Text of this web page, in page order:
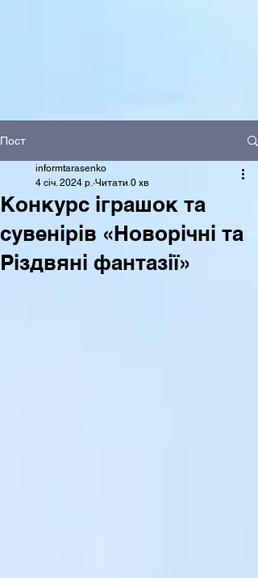
Пост
Конкурс іграшок та
сувенірів «Новорічні та
Різдвяні фантазії»
informtarasenko
4 січ. 2024 р. Читати 0 хв